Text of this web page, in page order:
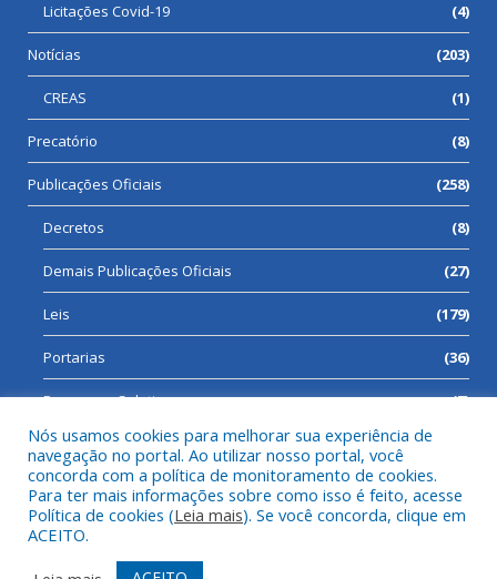
Licitações Covid-19 (4)
Notícias (203)
CREAS (1)
Precatório (8)
Publicações Oficiais (258)
Decretos (8)
Demais Publicações Oficiais (27)
Leis (179)
Portarias (36)
Processos Seletivos (7)
Todos os direitos reservados a Prefeitura Municipal de Cumaru
do Norte.
Nós usamos cookies para melhorar sua experiência de
navegação no portal. Ao utilizar nosso portal, você
concorda com a política de monitoramento de cookies.
Para ter mais informações sobre como isso é feito, acesse
Política de cookies (Leia mais). Se você concorda, clique em
ACEITO.